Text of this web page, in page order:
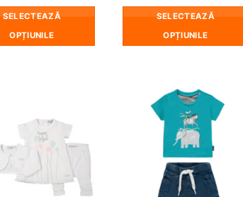
SELECTEAZĂ
OPȚIUNILE
multe
variații.
Opțiunile
pot
fi
SELECTEAZĂ
OPȚIUNILE
mai
multe
variații.
Opțiunile
pot
fi
Adauga
wishlist!
Adauga